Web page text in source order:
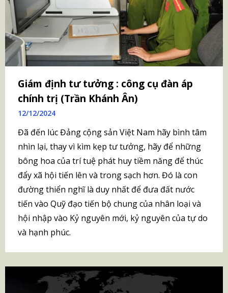
Giám định tư tưởng : công cụ đàn áp
chính trị (Trần Khánh Ân)
12/12/2024
Đã đến lúc Đảng cộng sản Việt Nam hãy bình tâm
nhìn lại, thay vì kìm kẹp tư tưởng, hãy để những
bông hoa của trí tuệ phát huy tiềm năng để thúc
đẩy xã hội tiến lên và trong sạch hơn. Đó là con
đường thiển nghĩ là duy nhất để đưa đất nước
tiến vào Quỹ đạo tiến bộ chung của nhân loại và
hội nhập vào Kỷ nguyên mới, kỷ nguyên của tự do
và hạnh phúc.